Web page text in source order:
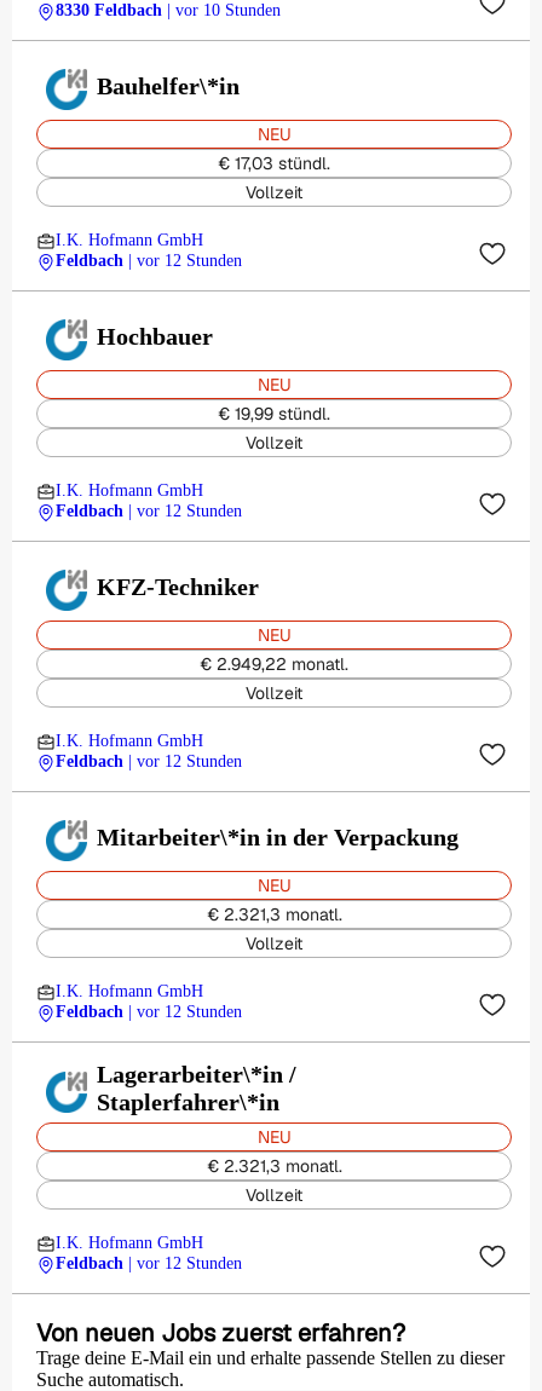
8330 Feldbach
| vor 10 Stunden
Bauhelfer\*in
NEU
€ 17,03 stündl.
Vollzeit
I.K. Hofmann GmbH
Feldbach
| vor 12 Stunden
Hochbauer
NEU
€ 19,99 stündl.
Vollzeit
I.K. Hofmann GmbH
Feldbach
| vor 12 Stunden
KFZ-Techniker
NEU
€ 2.949,22 monatl.
Vollzeit
I.K. Hofmann GmbH
Feldbach
| vor 12 Stunden
Mitarbeiter\*in in der Verpackung
NEU
€ 2.321,3 monatl.
Vollzeit
I.K. Hofmann GmbH
Feldbach
| vor 12 Stunden
Lagerarbeiter\*in /
Staplerfahrer\*in
NEU
€ 2.321,3 monatl.
Vollzeit
I.K. Hofmann GmbH
Feldbach
| vor 12 Stunden
Von neuen Jobs zuerst erfahren?
Trage deine E-Mail ein und erhalte passende Stellen zu dieser
Suche automatisch.